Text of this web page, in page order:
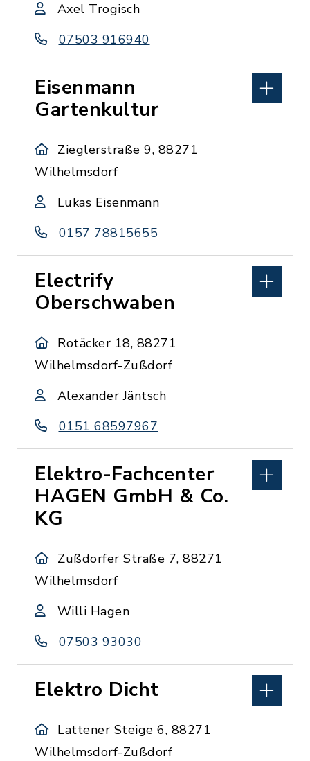
Axel Trogisch
07503 916940
Eisenmann
Gartenkultur
Zieglerstraße 9, 88271
Wilhelmsdorf
Lukas Eisenmann
0157 78815655
Electrify
Oberschwaben
Rotäcker 18, 88271
Wilhelmsdorf-Zußdorf
Alexander Jäntsch
0151 68597967
Elektro-Fachcenter
HAGEN GmbH & Co.
KG
Zußdorfer Straße 7, 88271
Wilhelmsdorf
Willi Hagen
07503 93030
Elektro Dicht
Lattener Steige 6, 88271
Wilhelmsdorf-Zußdorf